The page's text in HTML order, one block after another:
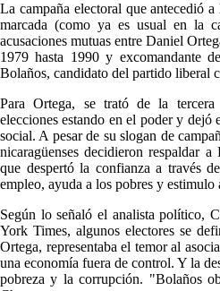
La campaña electoral que antecedió
marcada (como ya es usual en la
acusaciones mutuas entre Daniel
1979 hasta 1990 y excomandante
Bolaños, candidato del partido liberal
Para Ortega, se trató de la
elecciones estando en el poder y
social. A pesar de su slogan de
nicaragüenses decidieron respaldar
que despertó la confianza a través
empleo, ayuda a los pobres y estimulo
Según lo señaló el analista político,
York Times, algunos electores se
Ortega, representaba el temor al
una economía fuera de control. Y la
pobreza y la corrupción. "Bolaños